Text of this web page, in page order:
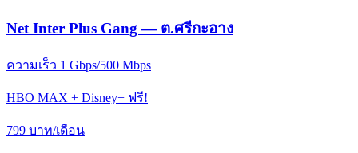
Net Inter Plus Gang — ต.ศรีกะอาง
ความเร็ว 1 Gbps/500 Mbps
HBO MAX + Disney+ ฟรี!
799 บาท/เดือน